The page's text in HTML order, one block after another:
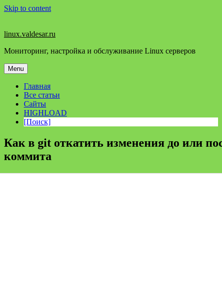
Skip to content
linux.valdesar.ru
Мониторинг, настройка и обслуживание Linux серверов
Menu
Главная
Все статьи
Сайты
HIGHLOAD
[Поиск]
Как в git откатить изменения до или
коммита